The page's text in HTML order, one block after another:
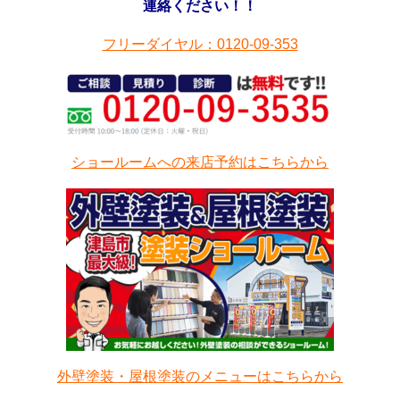
連絡ください！！
フリーダイヤル：0120-09-353
ショールームへの来店予約はこちらから
外壁塗装・屋根塗装のメニューはこちらから